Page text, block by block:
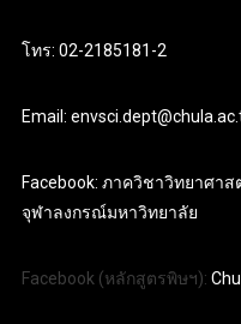
โทร: 02-2185181-2
Email:
Facebook: ภาควิชาวิทยาศา
จุฬาลงกรณ์มหาวิทยาลัย
Facebook (หลักสูตรพิษฯ):